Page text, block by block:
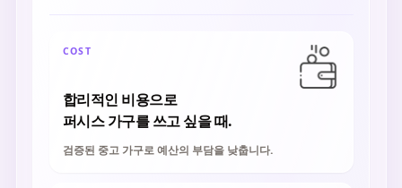
COST
합리적인 비용으로
퍼시스 가구를 쓰고 싶을 때.
검증된 중고 가구로 예산의 부담을 낮춥니다.